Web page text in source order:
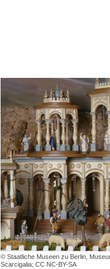
© Staatliche Museen zu Berlin,
Scarcigalia; CC NC-BY-SA